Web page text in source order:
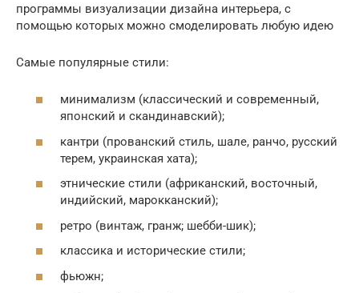
программы визуализации дизайна интерьера, с
помощью которых можно смоделировать любую идею
Самые популярные стили:
минимализм (классический и современный,
японский и скандинавский);
кантри (прованский стиль, шале, ранчо, русский
терем, украинская хата);
этнические стили (африканский, восточный,
индийский, марокканский);
ретро (винтаж, гранж; шебби-шик);
классика и исторические стили;
фьюжн;